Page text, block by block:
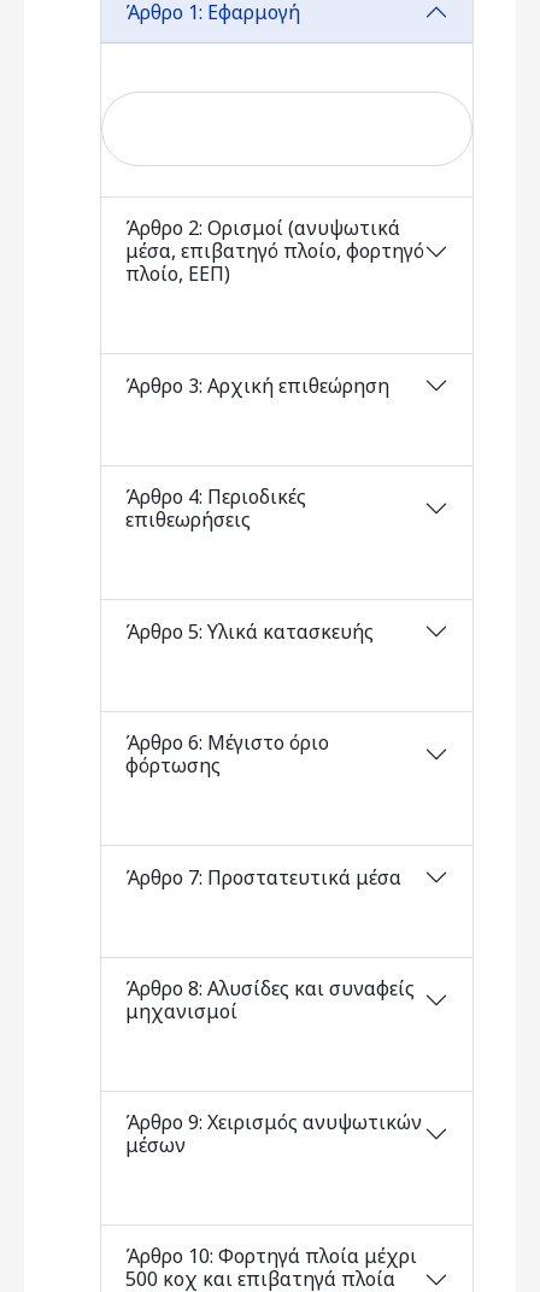
Άρθρο 1: Εφαρμογή
Άρθρο 2: Ορισμοί (ανυψωτικά
μέσα, επιβατηγό πλοίο, φορτηγό
πλοίο, ΕΕΠ)
Άρθρο 3: Αρχική επιθεώρηση
Άρθρο 4: Περιοδικές
επιθεωρήσεις
Άρθρο 5: Υλικά κατασκευής
Άρθρο 6: Μέγιστο όριο
φόρτωσης
Άρθρο 7: Προστατευτικά μέσα
Άρθρο 8: Αλυσίδες και συναφείς
μηχανισμοί
Άρθρο 9: Χειρισμός ανυψωτικών
μέσων
Άρθρο 10: Φορτηγά πλοία μέχρι
500 κοχ και επιβατηγά πλοία